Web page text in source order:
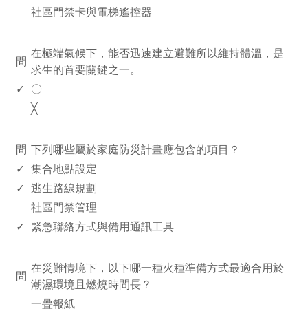
社區門禁卡與電梯遙控器
問
在極端氣候下，能否迅速建立避難所以維持體溫，是
求生的首要關鍵之一。
✓
〇
╳
問 下列哪些屬於家庭防災計畫應包含的項目？
✓ 集合地點設定
✓ 逃生路線規劃
社區門禁管理
✓
緊急聯絡方式與備用通訊工具
問
在災難情境下，以下哪一種火種準備方式最適合用於
潮濕環境且燃燒時間長？
一疊報紙